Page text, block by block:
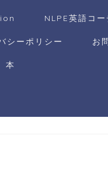
NLPE英語コ
シーポリシー お
本